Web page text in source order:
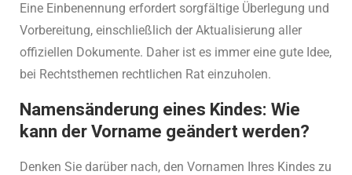
Eine Einbenennung erfordert sorgfältige Überlegung und
Vorbereitung, einschließlich der Aktualisierung aller
offiziellen Dokumente. Daher ist es immer eine gute Idee,
bei Rechtsthemen rechtlichen Rat einzuholen.
Namensänderung eines Kindes: Wie
kann der Vorname geändert werden?
Denken Sie darüber nach, den Vornamen Ihres Kindes zu